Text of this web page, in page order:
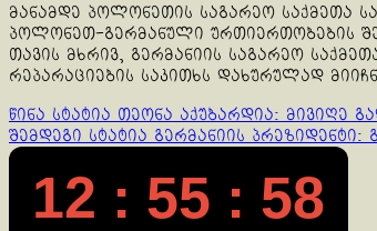
მანამდე პოლონეთის საგარეო საქმეთა
პოლონეთ-გერმანული ურთიერთობების
თავის მხრივ, გერმანიის საგარეო
რეპარაციების საკითხს დახურულად
Continue
Reading
წინა სტატია თეონა აქუბარდია: მივიღე
შემდეგი სტატია გერმანიის პრეზიდენტი:
12 : 55 : 58